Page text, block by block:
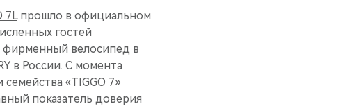
7Lпрошло в официальном
гостей
фирменный велосипед в
в России. С момента
«TIGGO 7»
показатель доверия